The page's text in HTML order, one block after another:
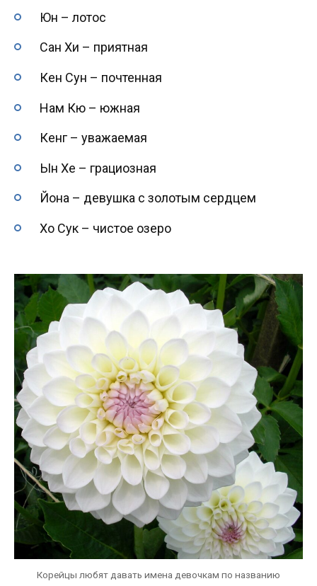
Юн – лотос
Сан Хи – приятная
Кен Сун – почтенная
Нам Кю – южная
Кенг – уважаемая
Ын Хе – грациозная
Йона – девушка с золотым сердцем
Хо Сук – чистое озеро
Корейцы любят давать имена девочкам по названию